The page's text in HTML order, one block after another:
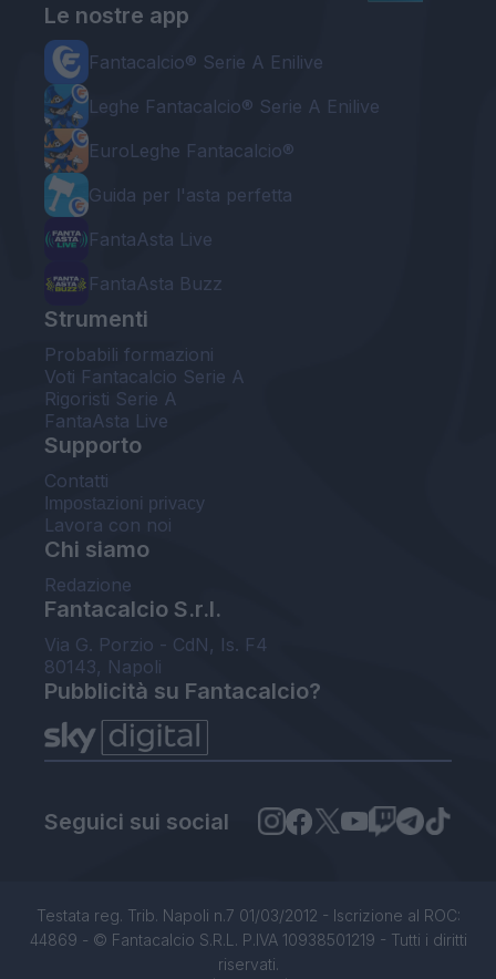
Le nostre app
Fantacalcio® Serie A Enilive
Leghe Fantacalcio® Serie A Enilive
EuroLeghe Fantacalcio®
Guida per l'asta perfetta
FantaAsta Live
FantaAsta Buzz
Strumenti
Probabili formazioni
Voti Fantacalcio Serie A
Rigoristi Serie A
FantaAsta Live
Supporto
Contatti
Impostazioni privacy
Lavora con noi
Chi siamo
Redazione
Fantacalcio S.r.l.
Via G. Porzio - CdN, Is. F4
80143, Napoli
Pubblicità su Fantacalcio?
Seguici sui social
Testata reg. Trib. Napoli n.7 01/03/2012 - Iscrizione al ROC:
44869 - © Fantacalcio S.R.L. P.IVA 10938501219 - Tutti i diritti
riservati.